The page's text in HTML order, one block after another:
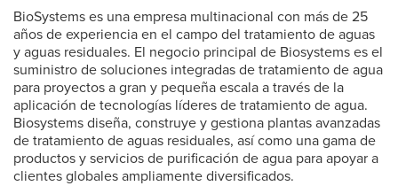
BioSystems es una empresa multinacional con más de 25
años de experiencia en el campo del tratamiento de aguas
y aguas residuales. El negocio principal de Biosystems es el
suministro de soluciones integradas de tratamiento de agua
para proyectos a gran y pequeña escala a través de la
aplicación de tecnologías líderes de tratamiento de agua.
Biosystems diseña, construye y gestiona plantas avanzadas
de tratamiento de aguas residuales, así como una gama de
productos y servicios de purificación de agua para apoyar a
clientes globales ampliamente diversificados.